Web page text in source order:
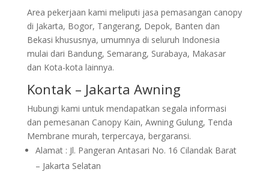
Area pekerjaan kami meliputi jasa pemasangan canopy
di Jakarta, Bogor, Tangerang, Depok, Banten dan
Bekasi khususnya, umumnya di seluruh Indonesia
mulai dari Bandung, Semarang, Surabaya, Makasar
dan Kota-kota lainnya.
Kontak – Jakarta Awning
Hubungi kami untuk mendapatkan segala informasi
dan pemesanan Canopy Kain, Awning Gulung, Tenda
Membrane murah, terpercaya, bergaransi.
Alamat : Jl. Pangeran Antasari No. 16 Cilandak Barat
– Jakarta Selatan